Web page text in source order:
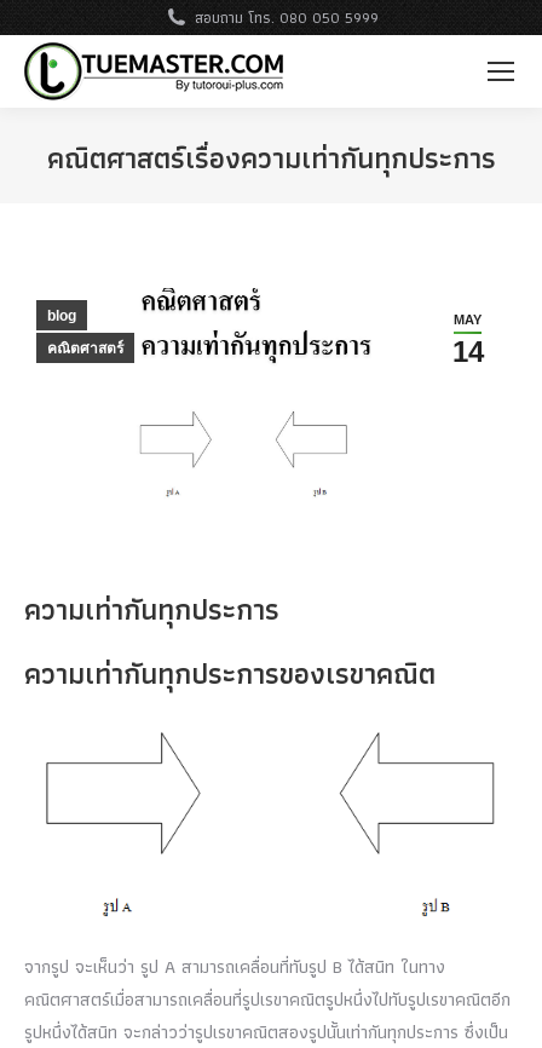
สอบถาม โทร. 080 050 5999
คณิตศาสตร์เรื่องความเท่ากันทุกประการ
MAY
14
blog
คณิตศาสตร์
ความเท่ากันทุกประการ
ความเท่ากันทุกประการของเรขาคณิต
จากรูป จะเห็นว่า รูป A สามารถเคลื่อนที่ทับรูป B ได้สนิท ในทาง
คณิตศาสตร์เมื่อสามารถเคลื่อนที่รูปเรขาคณิตรูปหนึ่งไปทับรูปเรขาคณิตอีก
รูปหนึ่งได้สนิท จะกล่าวว่ารูปเรขาคณิตสองรูปนั้นเท่ากันทุกประการ ซึ่งเป็น